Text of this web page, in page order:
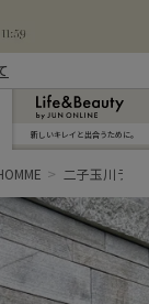
新しいキレイと出合うために。
二子玉川ライ